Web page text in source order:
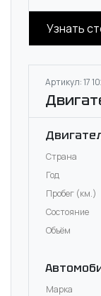
Узнать
Артикул: 17
Страна
Год
Пробег (км.)
Состояние
Объём
Марка